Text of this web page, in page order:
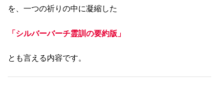
を、一つの祈りの中に凝縮した
「シルバーバーチ霊訓の要約版」
とも言える内容です。